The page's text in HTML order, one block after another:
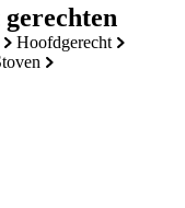
hoofdgerecht
stoven